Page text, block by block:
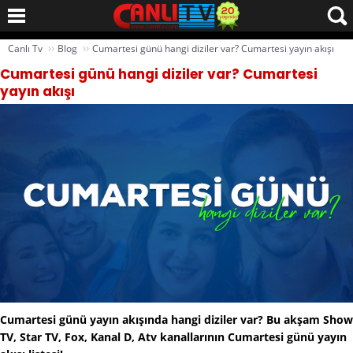
Canlı Tv ›› Blog ›› Cumartesi günü hangi diziler var? Cumartesi yayın akışı
Cumartesi günü hangi diziler var? Cumartesi
yayın akışı
Cumartesi günü yayın akışında hangi diziler var? Bu akşam Show
TV, Star TV, Fox, Kanal D, Atv kanallarının Cumartesi günü yayın